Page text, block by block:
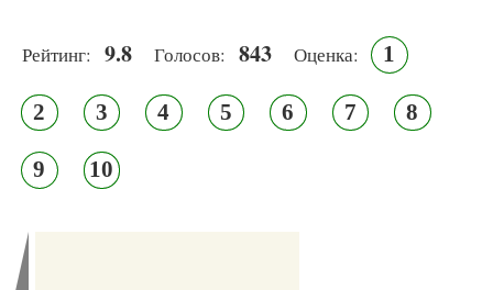
Рейтинг: 9.8 Голосов: 843 Оценка: 1
2 3 4 5 6 7 8
9 10